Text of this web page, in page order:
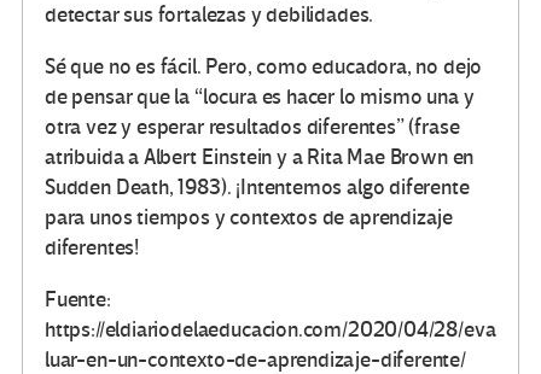
detectar sus fortalezas y debilidades.
Sé que no es fácil. Pero, como educadora, no dejo
de pensar que la “locura es hacer lo mismo una y
otra vez y esperar resultados diferentes” (frase
atribuida a Albert Einstein y a Rita Mae Brown en
Sudden Death, 1983). ¡Intentemos algo diferente
para unos tiempos y contextos de aprendizaje
diferentes!
Fuente:
https://eldiariodelaeducacion.com/2020/04/28/eva
luar-en-un-contexto-de-aprendizaje-diferente/